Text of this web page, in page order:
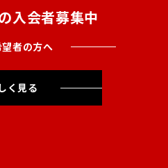
入会者募集中
望者の方へ
く見る